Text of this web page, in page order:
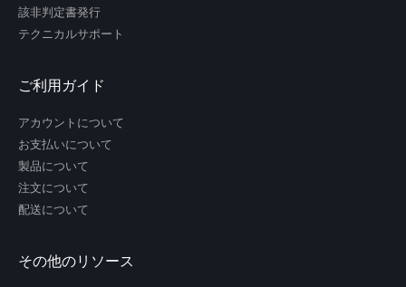
該非判定書発行
テクニカルサポート
ご利用ガイド
アカウントについて
お支払いについて
製品について
注文について
配送について
その他のリソース